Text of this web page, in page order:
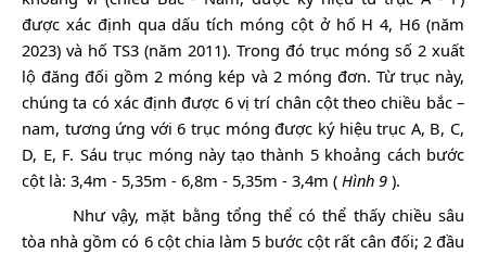
được xác định qua dấu tích móng cột ở hố H 4, H6 (năm
2023) và hố TS3 (năm 2011). Trong đó trục móng số 2 xuất
lộ đăng đối gồm 2 móng kép và 2 móng đơn. Từ trục này,
chúng ta có xác định được 6 vị trí chân cột theo chiều bắc –
nam, tương ứng với 6 trục móng được ký hiệu trục A, B, C,
D, E, F. Sáu trục móng này tạo thành 5 khoảng cách bước
cột là: 3,4m - 5,35m - 6,8m - 5,35m - 3,4m ( Hình 9 ).
Như vậy, mặt bằng tổng thể có thể thấy chiều sâu
tòa nhà gồm có 6 cột chia làm 5 bước cột rất cân đối; 2 đầu